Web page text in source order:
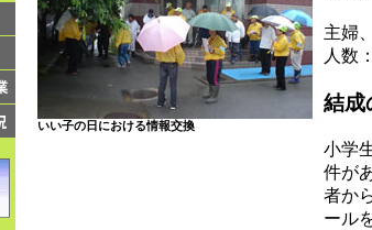
いい子の日における情報交換
主婦
人数
結成
小学
件が
者か
ール